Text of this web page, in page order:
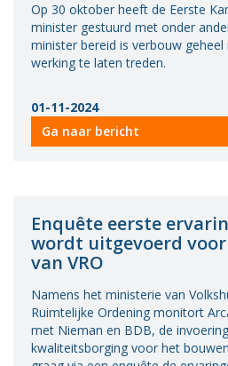
Op 30 oktober heeft de Eerste
minister gestuurd met onder
minister bereid is verbouw
werking te laten treden.
01-11-2024
Ga naar bericht
Enquête eerste
wordt uitgevoerd
van VRO
Namens het ministerie van
Ruimtelijke Ordening monitort
met Nieman en BDB, de
kwaliteitsborging voor het